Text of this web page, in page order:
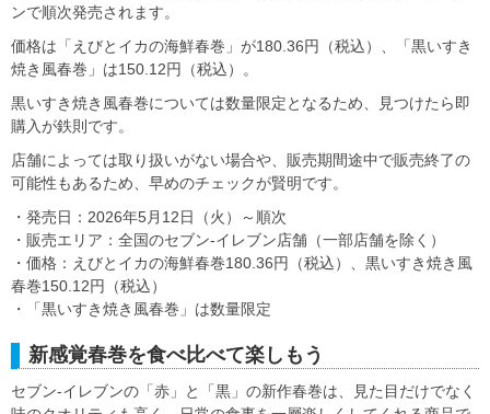
ンで順次発売されます。
価格は「えびとイカの海鮮春巻」が180.36円（税込）、「黒いすき
焼き風春巻」は150.12円（税込）。
黒いすき焼き風春巻については数量限定となるため、見つけたら即
購入が鉄則です。
店舗によっては取り扱いがない場合や、販売期間途中で販売終了の
可能性もあるため、早めのチェックが賢明です。
・発売日：2026年5月12日（火）～順次
・販売エリア：全国のセブン‐イレブン店舗（一部店舗を除く）
・価格：えびとイカの海鮮春巻180.36円（税込）、黒いすき焼き風
春巻150.12円（税込）
・「黒いすき焼き風春巻」は数量限定
新感覚春巻を食べ比べて楽しもう
セブン‐イレブンの「赤」と「黒」の新作春巻は、見た目だけでなく